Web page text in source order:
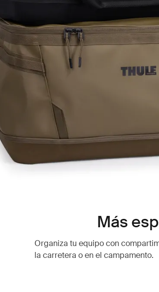
Más
Organiza tu equipo con
la carretera o en el campamento.